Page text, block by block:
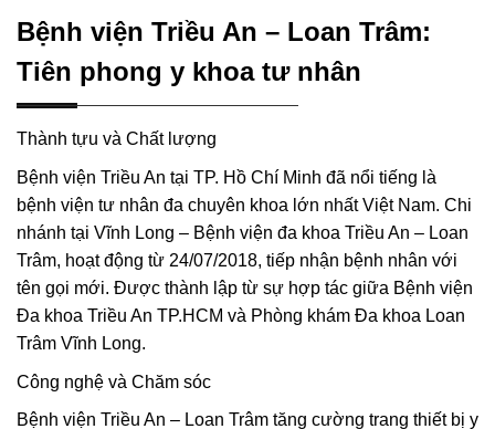
Bệnh viện Triều An – Loan Trâm:
Tiên phong y khoa tư nhân
Thành tựu và Chất lượng
Bệnh viện Triều An tại TP. Hồ Chí Minh đã nổi tiếng là
bệnh viện tư nhân đa chuyên khoa lớn nhất Việt Nam. Chi
nhánh tại Vĩnh Long – Bệnh viện đa khoa Triều An – Loan
Trâm, hoạt động từ 24/07/2018, tiếp nhận bệnh nhân với
tên gọi mới. Được thành lập từ sự hợp tác giữa Bệnh viện
Đa khoa Triều An TP.HCM và Phòng khám Đa khoa Loan
Trâm Vĩnh Long.
Công nghệ và Chăm sóc
Bệnh viện Triều An – Loan Trâm tăng cường trang thiết bị y